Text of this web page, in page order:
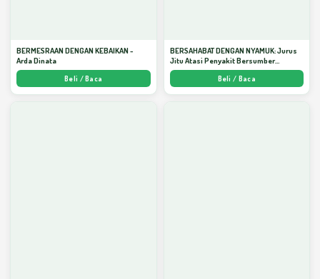
BERMESRAAN DENGAN KEBAIKAN -
Arda Dinata
Beli / Baca
BERSAHABAT DENGAN NYAMUK: Jurus
Jitu Atasi Penyakit Bersumber
Nyamuk - Arda Dinata
Beli / Baca